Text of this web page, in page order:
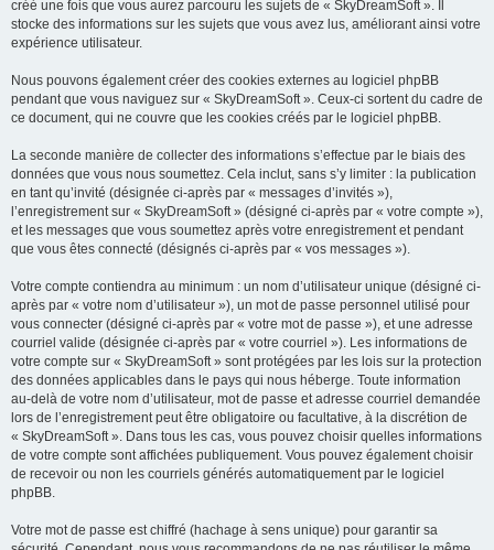
créé une fois que vous aurez parcouru les sujets de « SkyDreamSoft ». Il
stocke des informations sur les sujets que vous avez lus, améliorant ainsi votre
expérience utilisateur.
Nous pouvons également créer des cookies externes au logiciel phpBB
pendant que vous naviguez sur « SkyDreamSoft ». Ceux-ci sortent du cadre de
ce document, qui ne couvre que les cookies créés par le logiciel phpBB.
La seconde manière de collecter des informations s’effectue par le biais des
données que vous nous soumettez. Cela inclut, sans s’y limiter : la publication
en tant qu’invité (désignée ci-après par « messages d’invités »),
l’enregistrement sur « SkyDreamSoft » (désigné ci-après par « votre compte »),
et les messages que vous soumettez après votre enregistrement et pendant
que vous êtes connecté (désignés ci-après par « vos messages »).
Votre compte contiendra au minimum : un nom d’utilisateur unique (désigné ci-
après par « votre nom d’utilisateur »), un mot de passe personnel utilisé pour
vous connecter (désigné ci-après par « votre mot de passe »), et une adresse
courriel valide (désignée ci-après par « votre courriel »). Les informations de
votre compte sur « SkyDreamSoft » sont protégées par les lois sur la protection
des données applicables dans le pays qui nous héberge. Toute information
au-delà de votre nom d’utilisateur, mot de passe et adresse courriel demandée
lors de l’enregistrement peut être obligatoire ou facultative, à la discrétion de
« SkyDreamSoft ». Dans tous les cas, vous pouvez choisir quelles informations
de votre compte sont affichées publiquement. Vous pouvez également choisir
de recevoir ou non les courriels générés automatiquement par le logiciel
phpBB.
Votre mot de passe est chiffré (hachage à sens unique) pour garantir sa